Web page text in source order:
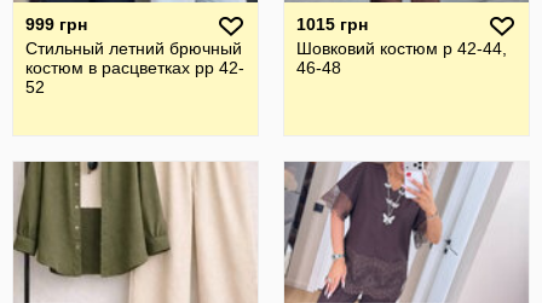
999 грн
Стильный летний брючный
костюм в расцветках рр 42-
52
1015 грн
Шовковий костюм р 42-44,
46-48